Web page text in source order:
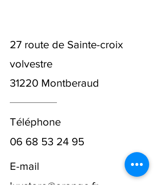
27 route de Sainte-croix
volvestre
31220 Montberaud
Téléphone
06 68 53 24 95
E-mail
luxstore@orange.fr